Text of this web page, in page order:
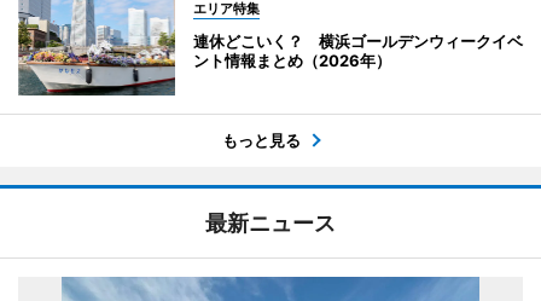
エリア特集
連休どこいく？ 横浜ゴールデンウィークイベ
ント情報まとめ（2026年）
もっと見る
最新ニュース